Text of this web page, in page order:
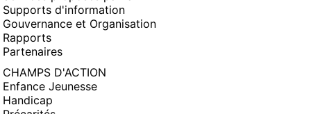
Supports d'information
Gouvernance et Organisation
Rapports
Partenaires
CHAMPS D'ACTION
Enfance Jeunesse
Handicap